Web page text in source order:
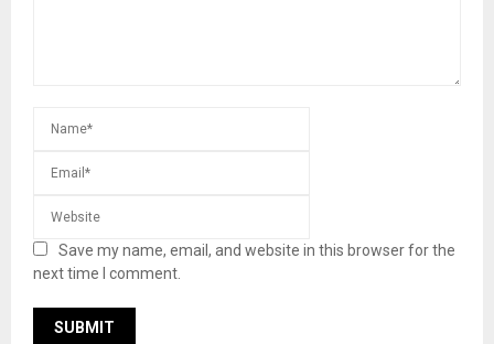
Save my name, email, and website in this browser for the
next time I comment.